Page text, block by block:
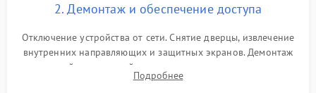
2. Демонтаж и обеспечение доступа
Отключение устройства от сети. Снятие дверцы, извлечение
внутренних направляющих и защитных экранов. Демонтаж
задней или верхней панели для прямого доступа к
нагревательным элементам, плате и вентиляторам.
Подробнее